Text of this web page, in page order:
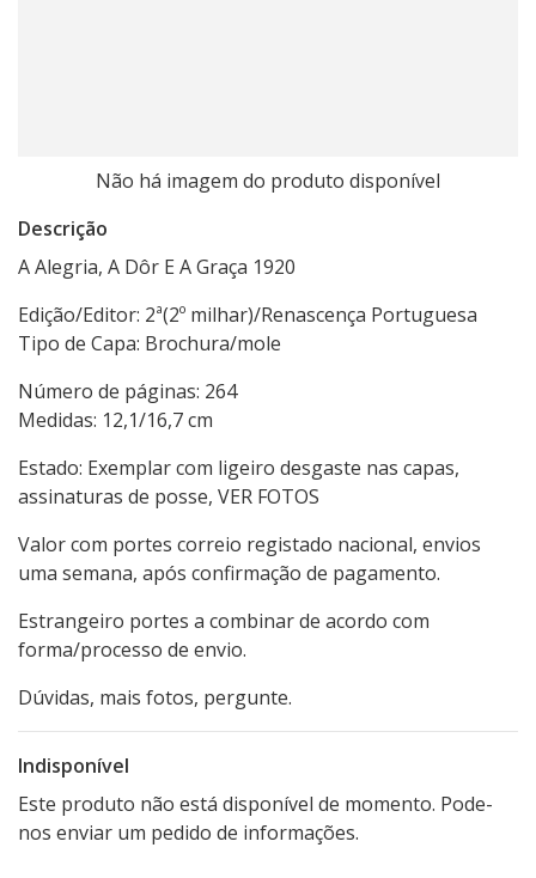
Não há imagem do produto disponível
Descrição
A Alegria, A Dôr E A Graça 1920
Edição/Editor: 2ª(2º milhar)/Renascença Portuguesa
Tipo de Capa: Brochura/mole
Número de páginas: 264
Medidas: 12,1/16,7 cm
Estado: Exemplar com ligeiro desgaste nas capas,
assinaturas de posse, VER FOTOS
Valor com portes correio registado nacional, envios
uma semana, após confirmação de pagamento.
Estrangeiro portes a combinar de acordo com
forma/processo de envio.
Dúvidas, mais fotos, pergunte.
Indisponível
Este produto não está disponível de momento. Pode-
nos enviar um pedido de informações.